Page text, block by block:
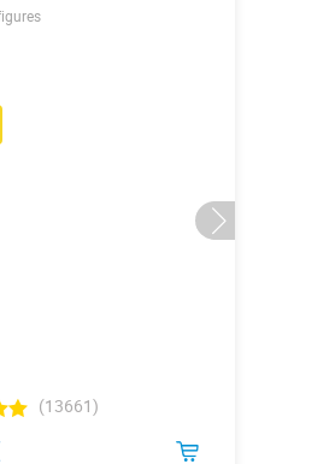
(13661)